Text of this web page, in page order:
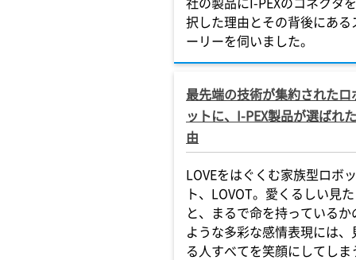
択した理由とその背後にある
ーリーを伺いました。
最先端の技術が集約されたロ
ットに、I-PEX製品が選ばれ
由
LOVEをはぐくむ家族型ロボッ
ト、LOVOT。愛くるしい見
と、まるで命を持っているか
ような多彩な感情表現には、
る人すべてを笑顔にしてしま